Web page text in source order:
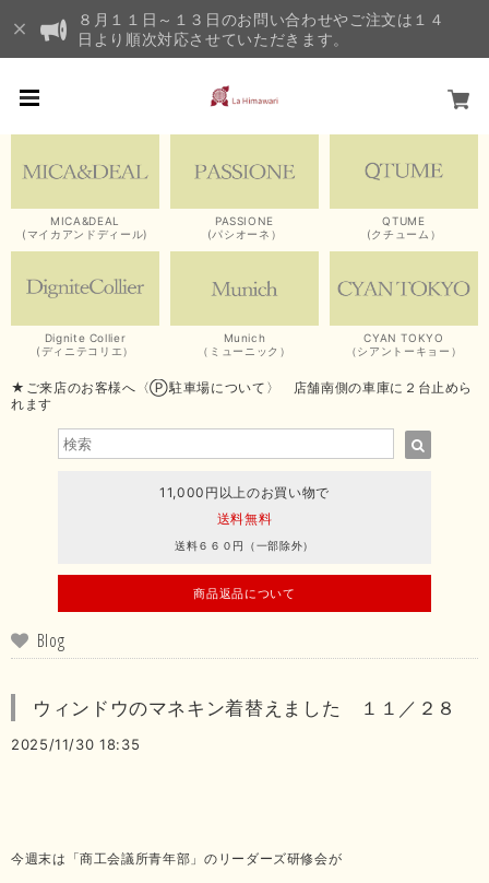
８月１１日～１３日のお問い合わせやご注文は１４
日より順次対応させていただきます。
MICA&DEAL
(マイカアンドディール)
PASSIONE
(パシオーネ）
QTUME
(クチューム）
Dignite Collier
(ディニテコリエ）
Munich
（ミューニック）
CYAN TOKYO
（シアントーキョー）
★ご来店のお客様へ〈Ⓟ駐車場について〉 店舗南側の車庫に２台止めら
れます
11,000円以上のお買い物で
送料無料
送料６６０円（一部除外）
商品返品について
Blog
ウィンドウのマネキン着替えました １１／２８
2025/11/30 18:35
今週末は「商工会議所青年部」のリーダーズ研修会が